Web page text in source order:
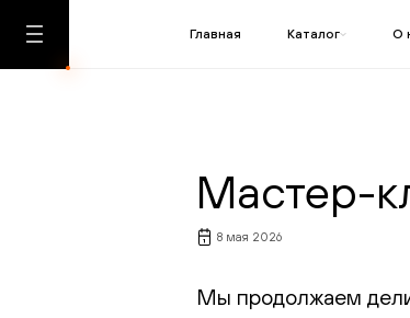
Главная Каталог О
Мастер-
8 мая 2026
Мы продолжаем